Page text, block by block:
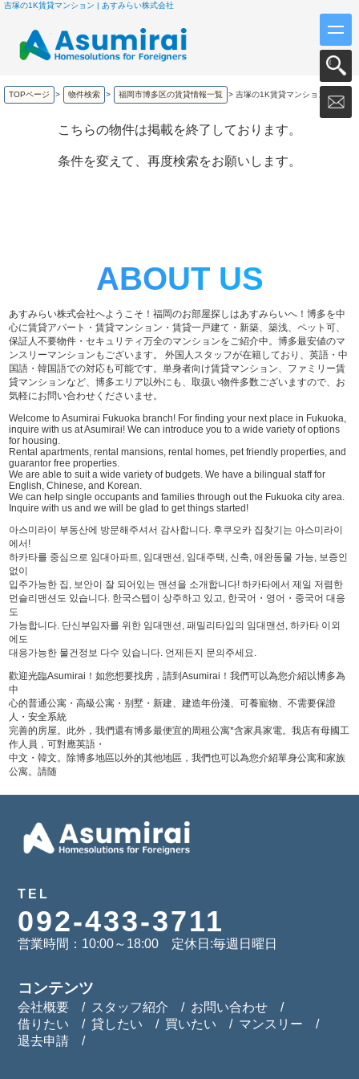
吉塚の1K賃貸マンション | あすみらい株式会社
TOPページ > 物件検索 > 福岡市博多区の賃貸情報一覧 > 吉塚の1K賃貸マンション
こちらの物件は掲載を終了しております。
条件を変えて、再度検索をお願いします。
ABOUT US
あすみらい株式会社へようこそ！福岡のお部屋探しはあすみらいへ！博多を中
心に賃貸アパート・賃貸マンション・賃貸一戸建て・新築、築浅、ペット可、
保証人不要物件・セキュリティ万全のマンションをご紹介中。博多最安値のマ
ンスリーマンションもございます。 外国人スタッフが在籍しており、英語・中
国語・韓国語での対応も可能です。単身者向け賃貸マンション、ファミリー賃
貸マンションなど、博多エリア以外にも、取扱い物件多数ございますので、お
気軽にお問い合わせくださいませ。
Welcome to Asumirai Fukuoka branch! For finding your next place in Fukuoka,
inquire with us at Asumirai! We can introduce you to a wide variety of options
for housing.
Rental apartments, rental mansions, rental homes, pet friendly properties, and
guarantor free properties.
We are able to suit a wide variety of budgets. We have a bilingual staff for
English, Chinese, and Korean.
We can help single occupants and families through out the Fukuoka city area.
Inquire with us and we will be glad to get things started!
아스미라이 부동산에 방문해주셔서 감사합니다. 후쿠오카 집찾기는 아스미라이
에서!
하카타를 중심으로 임대아파트, 임대맨션, 임대주택, 신축, 애완동물 가능, 보증인
없이
입주가능한 집, 보안이 잘 되어있는 맨션을 소개합니다! 하카타에서 제일 저렴한
먼슬리맨션도 있습니다. 한국스텝이 상주하고 있고, 한국어・영어・중국어 대응
도
가능합니다. 단신부임자를 위한 임대맨션, 패밀리타입의 임대맨션, 하카타 이외
에도
대응가능한 물건정보 다수 있습니다. 언제든지 문의주세요.
歡迎光臨Asumirai！如您想要找房，請到Asumirai！我們可以為您介紹以博多為
中
心的普通公寓・高級公寓・别墅・新建、建造年份淺、可養寵物、不需要保證
人・安全系統
完善的房屋。此外，我們還有博多最便宜的周租公寓*含家具家電。我店有母國工
作人員，可對應英語・
中文・韓文。除博多地區以外的其他地區，我們也可以為您介紹單身公寓和家族
公寓。請随
TEL
092-433-3711
営業時間：10:00～18:00 定休日:毎週日曜日
コンテンツ
会社概要 スタッフ紹介
お問い合わせ
借りたい
貸したい 買いたい
マンスリー
退去申請